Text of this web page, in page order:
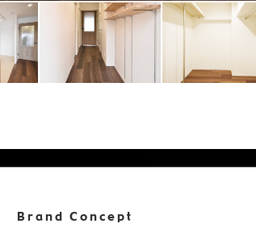
Brand Concept